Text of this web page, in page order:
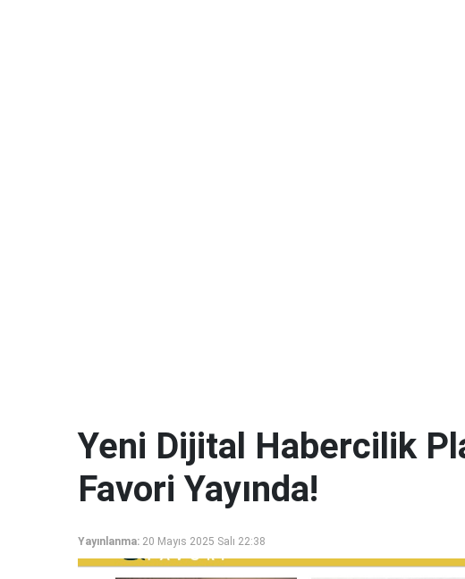
Yeni Dijital Habercilik
Favori Yayında!
Yayınlanma: 20 Mayıs 2025 Salı 22:38